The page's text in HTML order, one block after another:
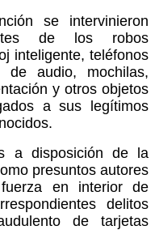
se intervinieron
de los robos
inteligente, teléfonos
de audio, mochilas,
y otros objetos
a sus legítimos
a disposición de la
presuntos autores
en interior de
delitos
de tarjetas